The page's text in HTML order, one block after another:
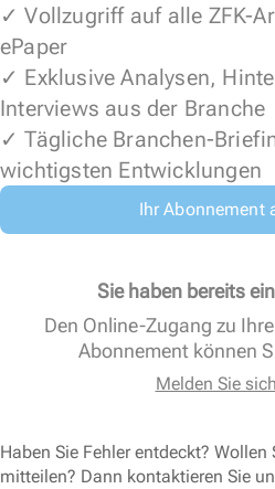
✓ Vollzugriff auf alle ZFK-
ePaper
✓ Exklusive Analysen,
Interviews aus der Branche
✓ Tägliche Branchen-
wichtigsten Entwicklungen
Ihr Abonnement
Sie haben bereits
Den Online-Zugang zu
Abonnement können
Melden Sie
Haben Sie Fehler entdeckt?
mitteilen? Dann kontaktieren Sie